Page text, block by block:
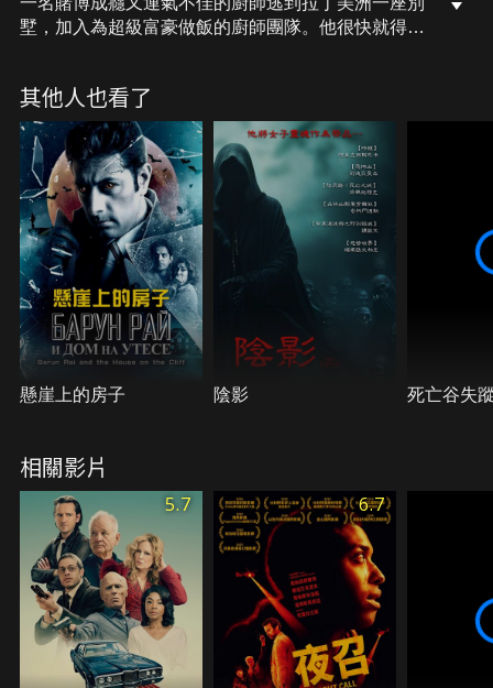
墅，加入為超級富豪做飯的廚師團隊。他很快就得到
其他人也看了
懸崖上的房子 陰影 死亡谷失
相關影片
5.7 6.7